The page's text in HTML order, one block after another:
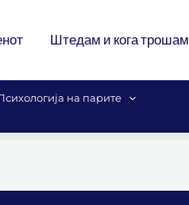
Штедам и кога трошам
на парите